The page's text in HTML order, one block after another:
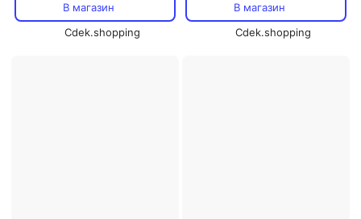
В магазин
Cdek.shopping
В магазин
Cdek.shopping